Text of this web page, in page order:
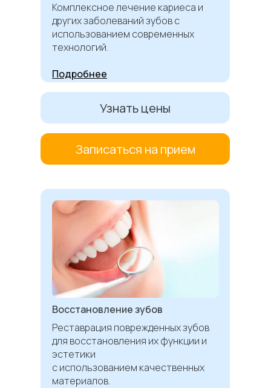
Узнать цены
Записаться на прием
Комплексное лечение кариеса и
других заболеваний зубов с
использованием современных
технологий.
Подробнее
Реставрация поврежденных зубов
для восстановления их функции и
эстетики
с использованием качественных
материалов.
Восстановление зубов